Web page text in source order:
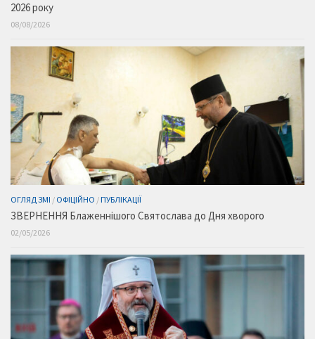
2026 року
08/08/2026
ОГЛЯД ЗМІ / ОФІЦІЙНО /ПУБЛІКАЦІЇ
ЗВЕРНЕННЯ Блаженнішого Святослава до Дня хворого
02/05/2026